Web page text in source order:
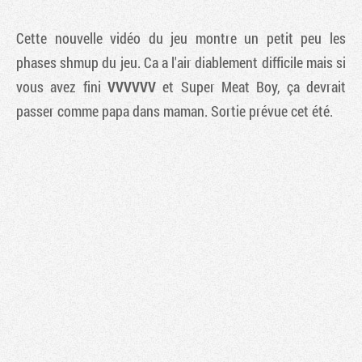
Cette nouvelle vidéo du jeu montre un petit peu les
phases shmup du jeu. Ca a l'air diablement difficile mais si
vous avez fini VVVVVV et Super Meat Boy, ça devrait
passer comme papa dans maman. Sortie prévue cet été.